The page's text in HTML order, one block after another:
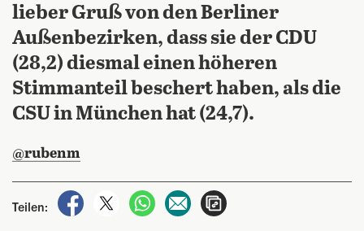
lieber Gruß von den Berliner
Außenbezirken, dass sie der CDU
(28,2) diesmal einen höheren
Stimmanteil beschert haben, als die
CSU in München hat (24,7).
@rubenm
Teilen:
auf Facebook teilen
auf X teilenper WhatsApp teilen
per E-Mail teilen